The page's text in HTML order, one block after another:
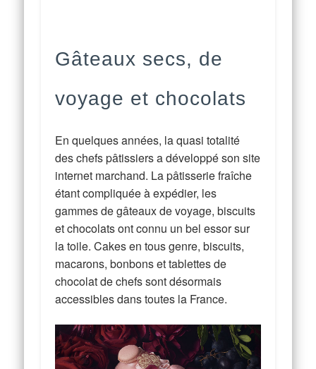
Gâteaux secs, de
voyage et chocolats
En quelques années, la quasi totalité
des chefs pâtissiers a développé son site
internet marchand. La pâtisserie fraîche
étant compliquée à expédier, les
gammes de gâteaux de voyage, biscuits
et chocolats ont connu un bel essor sur
la toile. Cakes en tous genre, biscuits,
macarons, bonbons et tablettes de
chocolat de chefs sont désormais
accessibles dans toutes la France.